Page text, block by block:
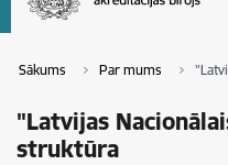
Sākums Par mums
"Latvijas
struktūra